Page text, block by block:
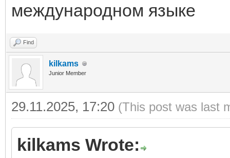
международном языке
Find
kilkams
Junior Member
29.11.2025, 17:20 (This post was last
kilkams Wrote: